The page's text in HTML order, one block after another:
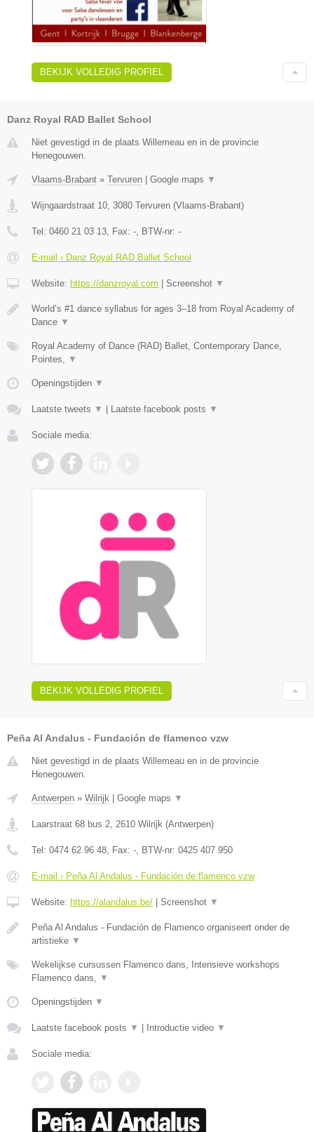
BEKIJK VOLLEDIG PROFIEL
Danz Royal RAD Ballet School
Niet gevestigd in de plaats Willemeau en in de provincie
Henegouwen.
Vlaams-Brabant » Tervuren | Google maps ▼
Wijngaardstraat 10 3080 Tervuren (Vlaams-Brabant)
Tel: 0460 21 03 13 , Fax: - , BTW-nr: -
E-mail › Danz Royal RAD Ballet School
Website: https://danzroyal.com | Screenshot ▼
World’s #1 dance syllabus for ages 3–18 from Royal Academy of
Dance ▼
Royal Academy of Dance (RAD) Ballet, Contemporary Dance,
Pointes,
▼
Openingstijden ▼
Laatste tweets ▼ | Laatste facebook posts ▼
Sociale media:
BEKIJK VOLLEDIG PROFIEL
Peña Al Andalus - Fundación de flamenco vzw
Niet gevestigd in de plaats Willemeau en in de provincie
Henegouwen.
Antwerpen » Wilrijk | Google maps ▼
Laarstraat 68 bus 2 2610 Wilrijk (Antwerpen)
Tel: 0474 62 96 48 , Fax: - , BTW-nr: 0425 407 950
E-mail › Peña Al Andalus - Fundación de flamenco vzw
Website: https://alandalus.be/ | Screenshot ▼
Peña Al Andalus - Fundación de Flamenco organiseert onder de
artistieke ▼
Wekelijkse cursussen Flamenco dans, Intensieve workshops
Flamenco dans,
▼
Openingstijden ▼
Laatste facebook posts ▼ | Introductie video ▼
Sociale media: